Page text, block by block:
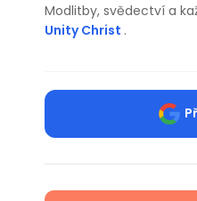
Modlitby, svědectví a
Unity Christ .